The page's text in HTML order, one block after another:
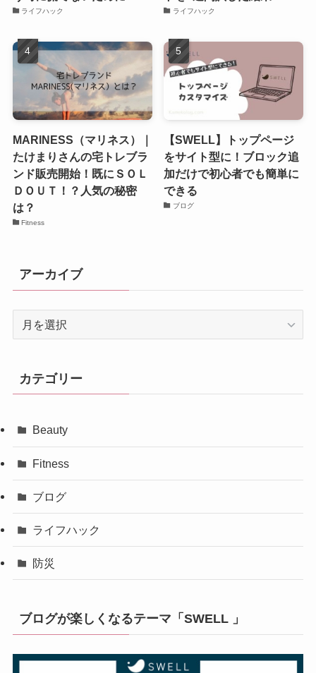
ライフハック ライフハック
MARINESS（マリネス）｜
たけまりさんの宅トレブラ
ンド販売開始！既にＳＯＬ
ＤＯＵＴ！？人気の秘密
は？
Fitness
【SWELL】トップページ
をサイト型に！ブロック追
加だけで初心者でも簡単に
できる
ブログ
アーカイブ
ブ
カテゴリー
Beauty
Fitness
ブログ
ライフハック
防災
ブログが楽しくなるテーマ「SWELL 」